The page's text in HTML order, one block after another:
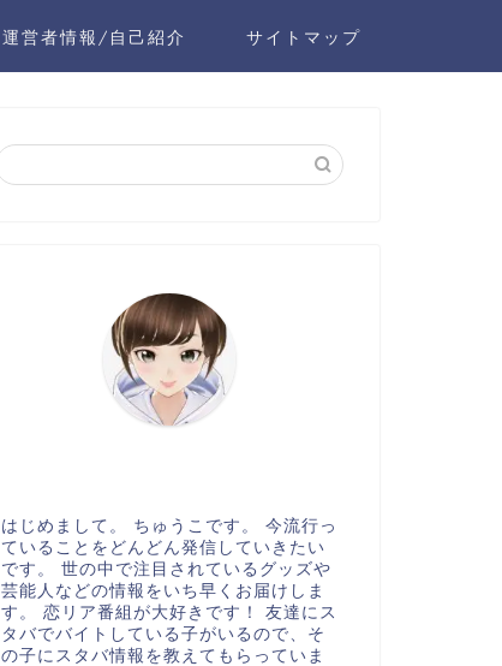
運営者情報/自己紹介 サイトマップ
はじめまして。 ちゅうこです。 今流行っ
ていることをどんどん発信していきたい
です。 世の中で注目されているグッズや
芸能人などの情報をいち早くお届けしま
す。 恋リア番組が大好きです！ 友達にス
タバでバイトしている子がいるので、そ
の子にスタバ情報を教えてもらっていま